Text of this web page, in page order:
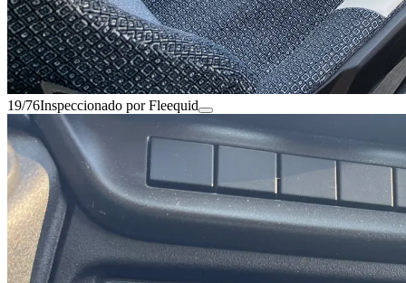
19/76Inspeccionado por Fleequid